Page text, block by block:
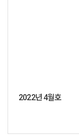
2022년 4월호